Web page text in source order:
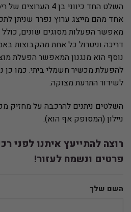
אחד מהם מייצג ערוץ נפרד שניתן
מאפשר הפעלות מסוגים שונים, כולל
דריכה וניטרול כל אחת מהקבוצות
נוסף הוא מנגנון המאפשר הפעלת
להפעלת מכשיר חשמלי ביתי. כמו כן
לשידור התרעת מצוקה.
השלטים ניתנים להרכבה על מחזיק
ניילון (המסופק אף הוא).
רוצה להתייעץ איתנו לפני
פרטים ונשמח לעזור!
השם שלך